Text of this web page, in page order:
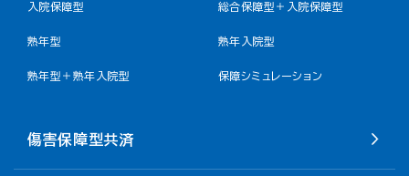
入院保障型 総合保障型＋入院保障型
熟年型 熟年入院型
熟年型＋熟年入院型 保障シミュレーション
傷害保障型共済